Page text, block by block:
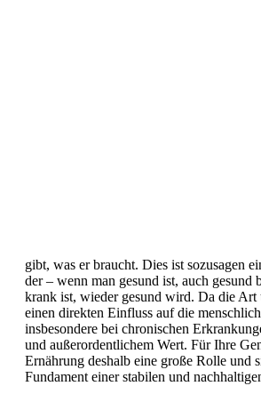
gibt, was er braucht. Dies ist sozusagen
der – wenn man gesund ist, auch gesund
krank ist, wieder gesund wird. Da die Art
einen direkten Einfluss auf die
insbesondere bei chronischen
und außerordentlichem Wert. Für Ihre
Ernährung deshalb eine große Rolle und
Fundament einer stabilen und